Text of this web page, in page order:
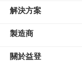
解決方案
製造商
關於益登